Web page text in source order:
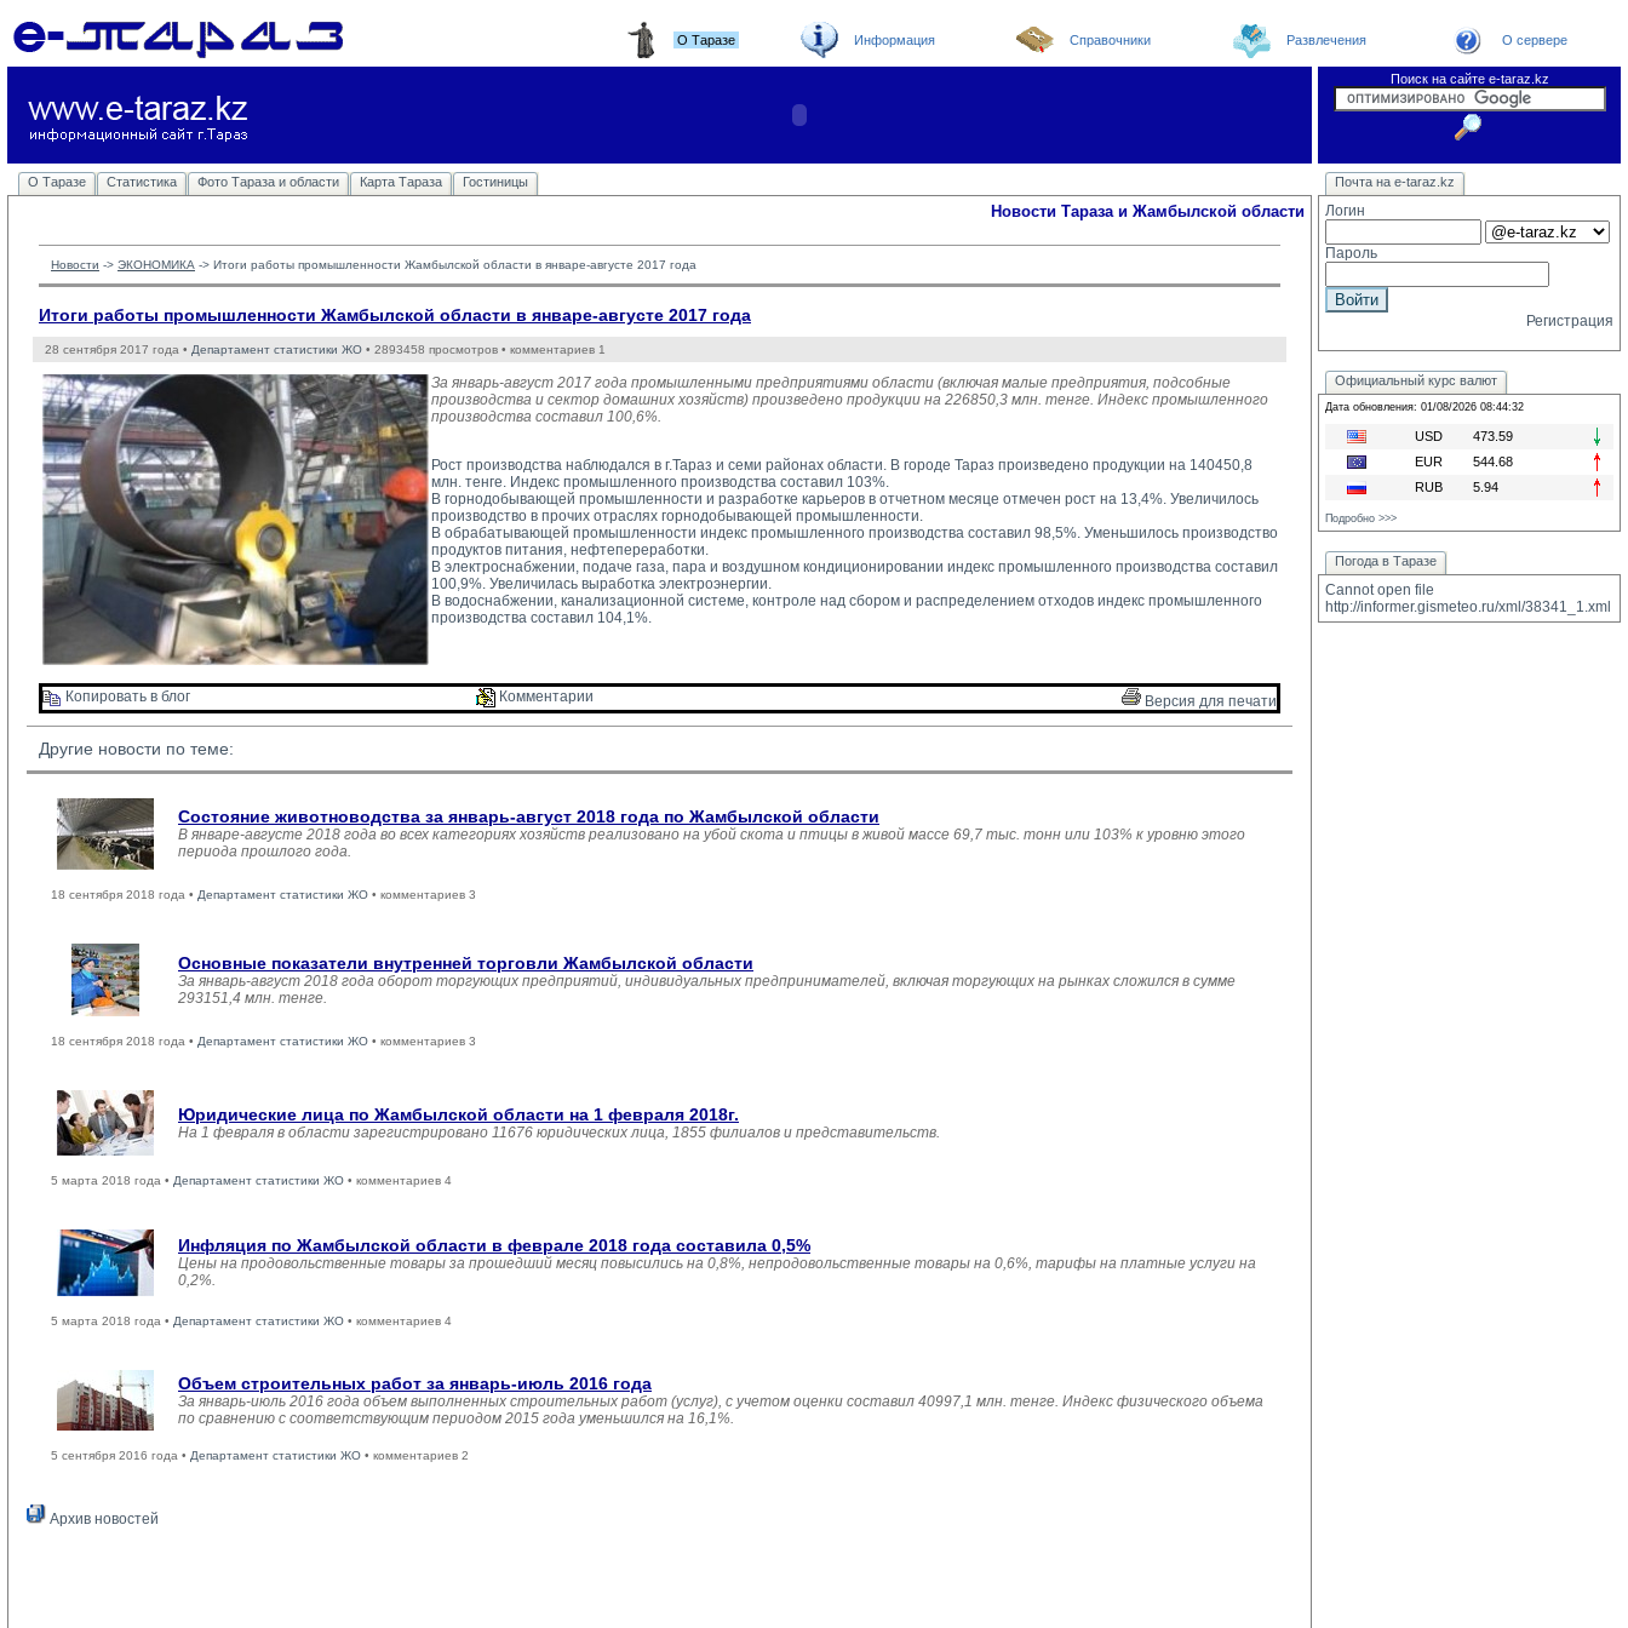
О Таразе Информация Справочники Развлечения О сервере
Поиск на сайте e-taraz.kz
О Таразе Статистика Фото Тараза и области Карта Тараза Гостиницы Новости Погода в Таразе
Телефоный справочник
Видеоконференция
Новости e-taraz
Новости Тараза и Жамбылской области
Новости -> ЭКОНОМИКА -> Итоги работы промышленности Жамбылской области в январе-августе 2017 года
Итоги работы промышленности Жамбылской области в январе-августе 2017 года
28 сентября 2017 года • Департамент статистики ЖО • 2893458 просмотров • комментариев 1
За январь-август 2017 года промышленными предприятиями области (включая малые предприятия, подсобные
производства и сектор домашних хозяйств) произведено продукции на 226850,3 млн. тенге. Индекс промышленного
производства составил 100,6%.
Рост производства наблюдался в г.Тараз и семи районах области. В городе Тараз произведено продукции на 140450,8
млн. тенге. Индекс промышленного производства составил 103%.
В горнодобывающей промышленности и разработке карьеров в отчетном месяце отмечен рост на 13,4%. Увеличилось
производство в прочих отраслях горнодобывающей промышленности.
В обрабатывающей промышленности индекс промышленного производства составил 98,5%. Уменьшилось производство
продуктов питания, нефтепереработки.
В электроснабжении, подаче газа, пара и воздушном кондиционировании индекс промышленного производства составил
100,9%. Увеличилась выработка электроэнергии.
В водоснабжении, канализационной системе, контроле над сбором и распределением отходов индекс промышленного
производства составил 104,1%.
Копировать в блог Комментарии Версия для печати
Другие новости по теме:
Состояние животноводства за январь-август 2018 года по Жамбылской области
В январе-августе 2018 года во всех категориях хозяйств реализовано на убой скота и птицы в живой массе 69,7 тыс. тонн или 103% к уровню этого
периода прошлого года.
18 сентября 2018 года • Департамент статистики ЖО • комментариев 3
Основные показатели внутренней торговли Жамбылской области
За январь-август 2018 года оборот торгующих предприятий, индивидуальных предпринимателей, включая торгующих на рынках сложился в сумме
293151,4 млн. тенге.
18 сентября 2018 года • Департамент статистики ЖО • комментариев 3
Юридические лица по Жамбылской области на 1 февраля 2018г.
На 1 февраля в области зарегистрировано 11676 юридических лица, 1855 филиалов и представительств.
5 марта 2018 года • Департамент статистики ЖО • комментариев 4
Инфляция по Жамбылской области в феврале 2018 года составила 0,5%
Цены на продовольственные товары за прошедший месяц повысились на 0,8%, непродовольственные товары на 0,6%, тарифы на платные услуги на
0,2%.
5 марта 2018 года • Департамент статистики ЖО • комментариев 4
Объем строительных работ за январь-июль 2016 года
За январь-июль 2016 года объем выполненных строительных работ (услуг), с учетом оценки составил 40997,1 млн. тенге. Индекс физического объема
по сравнению с соответствующим периодом 2015 года уменьшился на 16,1%.
5 сентября 2016 года • Департамент статистики ЖО • комментариев 2
Архив новостей
Почта на e-taraz.kz
Логин
Пароль
Регистрация
Официальный курс валют
Дата обновления: 01/08/2026 08:44:32
USD
473.59
EUR
544.68
RUB
5.94
Подробно >>>
Погода в Таразе
Cannot open file
http://informer.gismeteo.ru/xml/38341_1.xml